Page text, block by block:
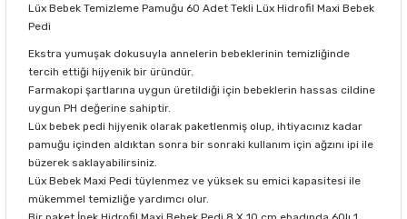
Lüx Bebek Temizleme Pamuğu 60 Adet Tekli Lüx Hidrofil Maxi Bebek
Pedi
Ekstra yumuşak dokusuyla annelerin bebeklerinin temizliğinde
tercih ettiği hijyenik bir üründür.
Farmakopi şartlarına uygun üretildiği için bebeklerin hassas cildine
uygun PH değerine sahiptir.
Lüx bebek pedi hijyenik olarak paketlenmiş olup, ihtiyacınız kadar
pamuğu içinden aldıktan sonra bir sonraki kullanım için ağzını ipi ile
büzerek saklayabilirsiniz.
Lüx Bebek Maxi Pedi tüylenmez ve yüksek su emici kapasitesi ile
mükemmel temizliğe yardımcı olur.